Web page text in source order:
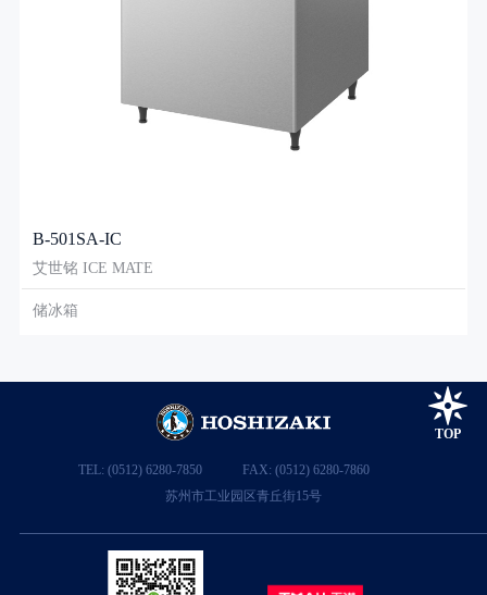
B-501SA-IC
艾世铭 ICE MATE
储冰箱
TEL: (0512) 6280-7850
FAX: (0512) 6280-7860
苏州市工业园区青丘街15号
TOP